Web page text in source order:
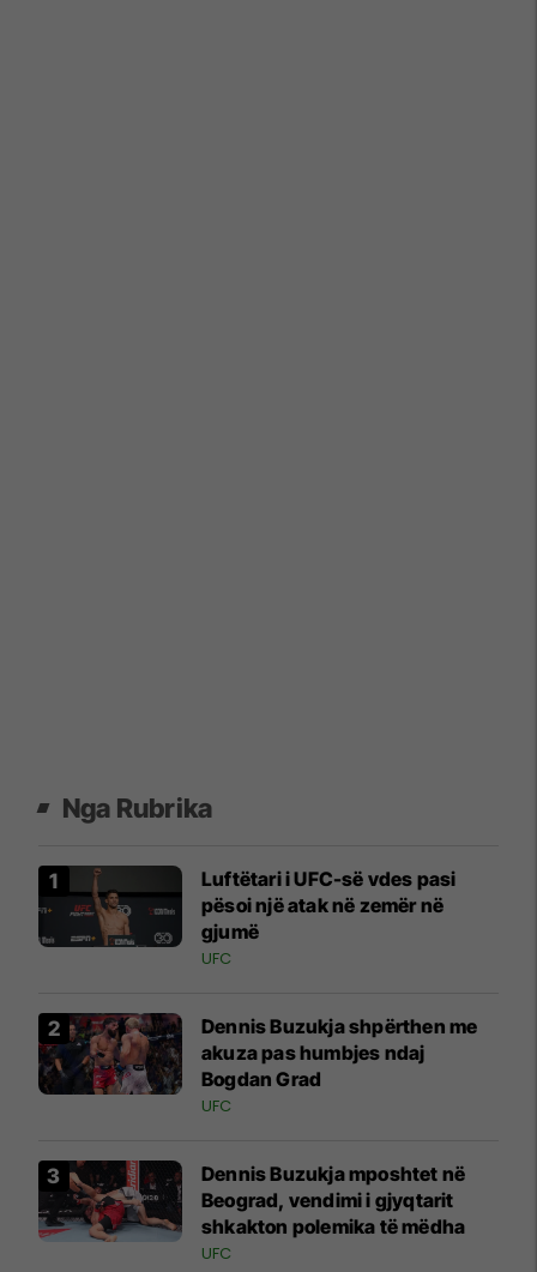
Nga Rubrika
Luftëtari i UFC-së vdes pasi
pësoi një atak në zemër në
gjumë
UFC
Dennis Buzukja shpërthen me
akuza pas humbjes ndaj
Bogdan Grad
UFC
Dennis Buzukja mposhtet në
Beograd, vendimi i gjyqtarit
shkakton polemika të mëdha
UFC